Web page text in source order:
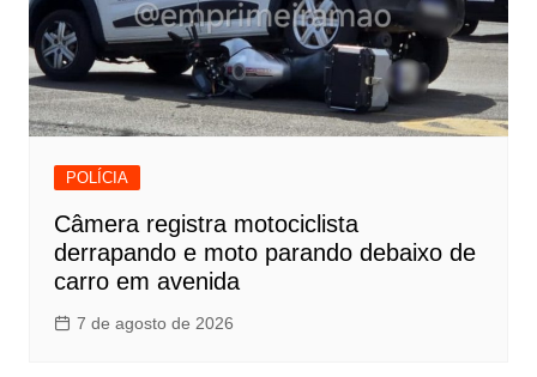
POLÍCIA
Câmera registra motociclista
derrapando e moto parando debaixo de
carro em avenida
7 de agosto de 2026